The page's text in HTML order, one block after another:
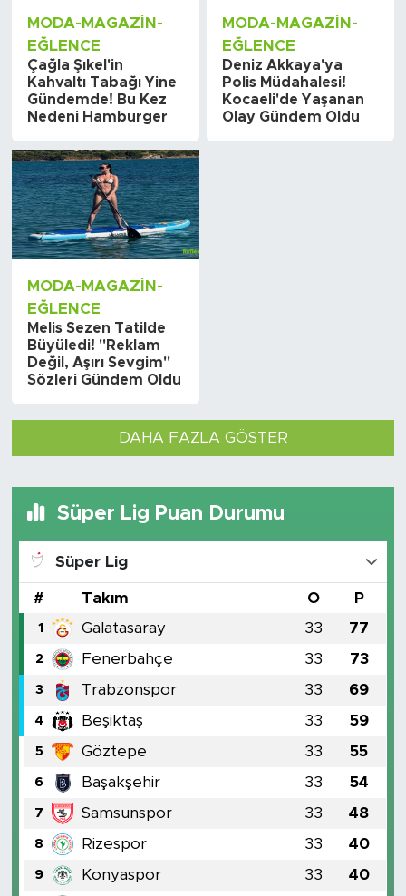
MODA-MAGAZIN-
EĞLENCE
Çağla Şıkel'in
Kahvaltı Tabağı Yine
Gündemde! Bu Kez
Nedeni Hamburger
MODA-MAGAZIN-
EĞLENCE
Deniz Akkaya'ya
Polis Müdahalesi!
Kocaeli'de Yaşanan
Olay Gündem Oldu
MODA-MAGAZIN-
EĞLENCE
Melis Sezen Tatilde
Büyüledi! "Reklam
Değil, Aşırı Sevgim"
Sözleri Gündem Oldu
DAHA FAZLA GÖSTER
Süper Lig Puan Durumu
Süper Lig
# Takım O P
1 Galatasaray 33 77
2 Fenerbahçe 33 73
3 Trabzonspor 33 69
4 Beşiktaş 33 59
5 Göztepe 33 55
6 Başakşehir 33 54
7 Samsunspor 33 48
8 Rizespor 33 40
9 Konyaspor 33 40